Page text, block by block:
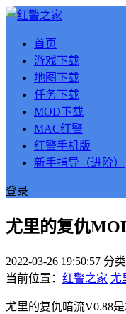
首页
游戏下载
地图下载
任务下载
MOD下载
MAC红警
红警手机版
新手指导（进阶）
登录
尤里的复仇
2022-03-26 19:50:57 分类
当前位置： 红警之家 尤
尤里的复仇暗流V0.88是